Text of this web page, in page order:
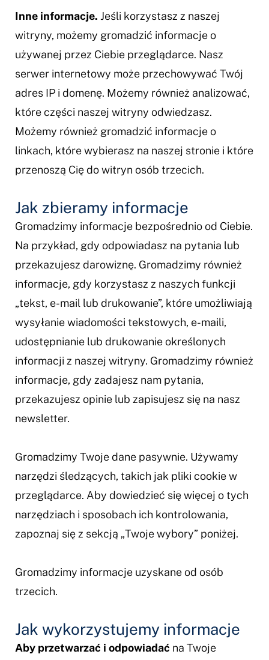
Inne informacje. Jeśli korzystasz z naszej
witryny, możemy gromadzić informacje o
używanej przez Ciebie przeglądarce. Nasz
serwer internetowy może przechowywać Twój
adres IP i domenę. Możemy również analizować,
które części naszej witryny odwiedzasz.
Możemy również gromadzić informacje o
linkach, które wybierasz na naszej stronie i które
przenoszą Cię do witryn osób trzecich.
Jak zbieramy informacje
Gromadzimy informacje bezpośrednio od Ciebie.
Na przykład, gdy odpowiadasz na pytania lub
przekazujesz darowiznę. Gromadzimy również
informacje, gdy korzystasz z naszych funkcji
„tekst, e-mail lub drukowanie”, które umożliwiają
wysyłanie wiadomości tekstowych, e-maili,
udostępnianie lub drukowanie określonych
informacji z naszej witryny. Gromadzimy również
informacje, gdy zadajesz nam pytania,
przekazujesz opinie lub zapisujesz się na nasz
newsletter.
Gromadzimy Twoje dane pasywnie. Używamy
narzędzi śledzących, takich jak pliki cookie w
przeglądarce. Aby dowiedzieć się więcej o tych
narzędziach i sposobach ich kontrolowania,
zapoznaj się z sekcją „Twoje wybory” poniżej.
Gromadzimy informacje uzyskane od osób
trzecich.
Jak wykorzystujemy informacje
Aby przetwarzać i odpowiadać na Twoje